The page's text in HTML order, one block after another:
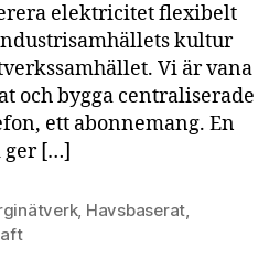
elektricitet flexibelt
kultur
Vi är vana
och bygga centraliserade
ett abonnemang. En
ger […]
, Havsbaserat,